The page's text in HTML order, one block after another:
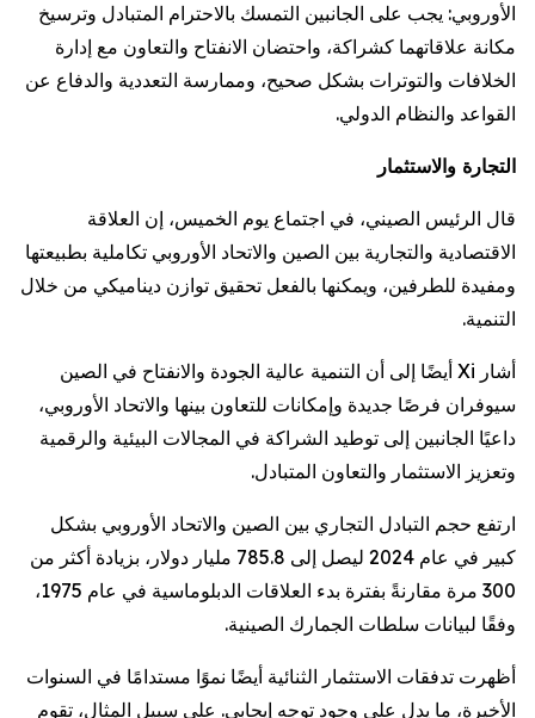
الأوروبي: يجب على الجانبين التمسك بالاحترام المتبادل وترسيخ
مكانة علاقاتهما كشراكة، واحتضان الانفتاح والتعاون مع إدارة
الخلافات والتوترات بشكل صحيح، وممارسة التعددية والدفاع عن
القواعد والنظام الدولي.
التجارة والاستثمار
قال الرئيس الصيني، في اجتماع يوم الخميس، إن العلاقة
الاقتصادية والتجارية بين الصين والاتحاد الأوروبي تكاملية بطبيعتها
ومفيدة للطرفين، ويمكنها بالفعل تحقيق توازن ديناميكي من خلال
التنمية.
أشار Xi أيضًا إلى أن التنمية عالية الجودة والانفتاح في الصين
سيوفران فرصًا جديدة وإمكانات للتعاون بينها والاتحاد الأوروبي،
داعيًا الجانبين إلى توطيد الشراكة في المجالات البيئية والرقمية
وتعزيز الاستثمار والتعاون المتبادل.
ارتفع حجم التبادل التجاري بين الصين والاتحاد الأوروبي بشكل
كبير في عام 2024 ليصل إلى 785.8 مليار دولار، بزيادة أكثر من
300 مرة مقارنةً بفترة بدء العلاقات الدبلوماسية في عام 1975،
وفقًا لبيانات سلطات الجمارك الصينية.
أظهرت تدفقات الاستثمار الثنائية أيضًا نموًا مستدامًا في السنوات
الأخيرة، ما يدل على وجود توجه إيجابي. على سبيل المثال، تقوم